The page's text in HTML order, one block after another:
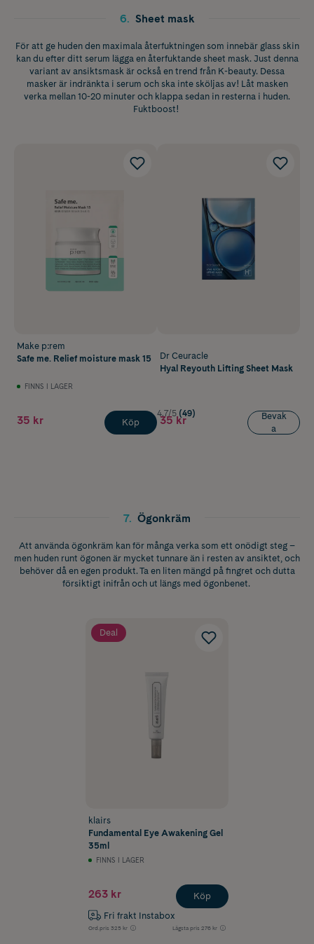
6. Sheet mask
För att ge huden den maximala återfuktningen som innebär glass skin
kan du efter ditt serum lägga en återfuktande sheet mask. Just denna
variant av ansiktsmask är också en trend från K-beauty. Dessa
masker är indränkta i serum och ska inte sköljas av! Låt masken
verka mellan 10-20 minuter och klappa sedan in resterna i huden.
Fuktboost!
Make p:rem
Safe me. Relief moisture mask 15
FINNS I LAGER
35 kr Köp
Dr Ceuracle
Hyal Reyouth Lifting Sheet Mask
4.7/5 (49)
35 kr
Bevak
a
7. Ögonkräm
Att använda ögonkräm kan för många verka som ett onödigt steg –
men huden runt ögonen är mycket tunnare än i resten av ansiktet, och
behöver då en egen produkt. Ta en liten mängd på fingret och dutta
försiktigt inifrån och ut längs med ögonbenet.
Deal
klairs
Fundamental Eye Awakening Gel
35ml
FINNS I LAGER
263 kr
Fri frakt Instabox
Ord.pris 325 kr Lägsta pris 276 kr
Köp